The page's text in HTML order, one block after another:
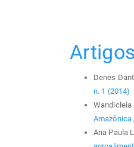
Denes
n. 1 (2014)
Wandicleia
Amazônica
Ana Paula